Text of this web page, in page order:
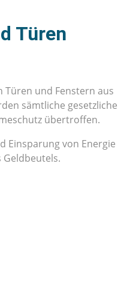
Türen
Türen und Fenstern aus
sämtliche gesetzliche
übertroffen.
Einsparung von Energie